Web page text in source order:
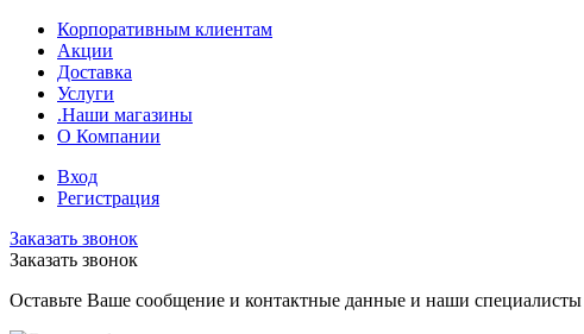
Корпоративным клиентам
Акции
Доставка
Услуги
.Наши магазины
О Компании
Вход
Регистрация
Заказать звонок
Заказать звонок
Оставьте Ваше сообщение и контактные данные и наши